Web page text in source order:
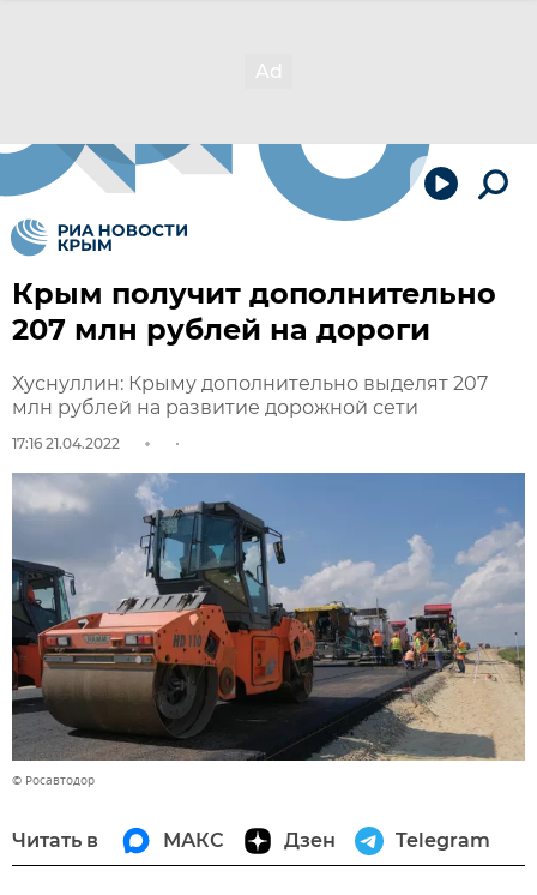
Крым получит дополнительно
207 млн рублей на дороги
Хуснуллин: Крыму дополнительно выделят 207
млн рублей на развитие дорожной сети
17:16 21.04.2022
© Росавтодор
Читать в МАКС Дзен Telegram